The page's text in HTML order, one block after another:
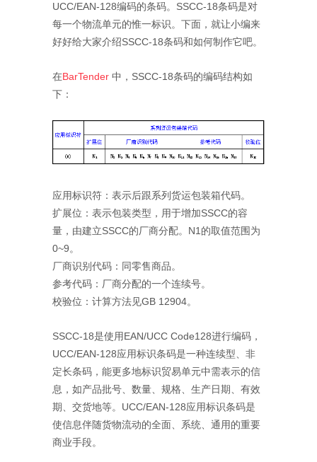
UCC/EAN-128编码的条码。SSCC-18条码是对
每一个物流单元的惟一标识。下面，就让小编来
好好给大家介绍SSCC-18条码和如何制作它吧。
在BarTender 中，SSCC-18条码的编码结构如
下：
应用标识符：表示后跟系列货运包装箱代码。
扩展位：表示包装类型，用于增加SSCC的容
量，由建立SSCC的厂商分配。N1的取值范围为
0~9。
厂商识别代码：同零售商品。
参考代码：厂商分配的一个连续号。
校验位：计算方法见GB 12904。
SSCC-18是使用EAN/UCC Code128进行编码，
UCC/EAN-128应用标识条码是一种连续型、非
定长条码，能更多地标识贸易单元中需表示的信
息，如产品批号、数量、规格、生产日期、有效
期、交货地等。UCC/EAN-128应用标识条码是
使信息伴随货物流动的全面、系统、通用的重要
商业手段。